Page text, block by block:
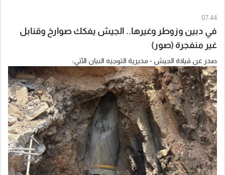
07:44
في دبين وزوطر وغيرها.. الجيش يفكك صوارخ وقنابل
غير منفجرة (صور)
صدر عن قيادة الجيش - مديرية التوجيه البيان الآتي: